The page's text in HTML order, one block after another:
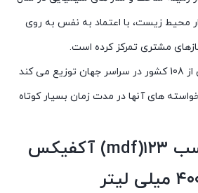
محیط زیست، با اعتماد به نفس به روی
مشتری تمرکز کرده است.
محصولات خود را در بیش از 108 کشور در سراسر جهان توزیع می کند
های آنها در مدت زمان بسیار کوتاه
ویژگی های چسب ۱۲۳(mdf) آکفیکس